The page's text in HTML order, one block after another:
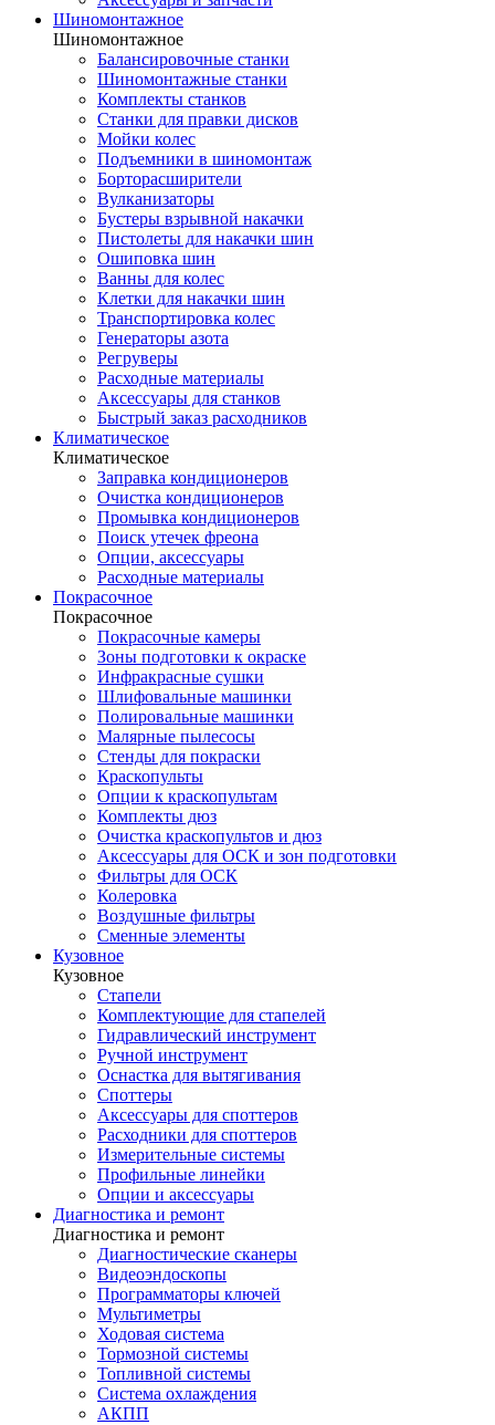
Шиномонтажное
Шиномонтажное
Балансировочные станки
Шиномонтажные станки
Комплекты станков
Станки для правки дисков
Мойки колес
Подъемники в шиномонтаж
Борторасширители
Вулканизаторы
Бустеры взрывной накачки
Пистолеты для накачки шин
Ошиповка шин
Ванны для колес
Клетки для накачки шин
Транспортировка колес
Генераторы азота
Регруверы
Расходные материалы
Аксессуары для станков
Быстрый заказ расходников
Климатическое
Климатическое
Заправка кондиционеров
Очистка кондиционеров
Промывка кондиционеров
Поиск утечек фреона
Опции, аксессуары
Расходные материалы
Покрасочное
Покрасочное
Покрасочные камеры
Зоны подготовки к окраске
Инфракрасные сушки
Шлифовальные машинки
Полировальные машинки
Малярные пылесосы
Стенды для покраски
Краскопульты
Опции к краскопультам
Комплекты дюз
Очистка краскопультов и дюз
Аксессуары для ОСК и зон подготовки
Фильтры для ОСК
Колеровка
Воздушные фильтры
Сменные элементы
Кузовное
Кузовное
Стапели
Комплектующие для стапелей
Гидравлический инструмент
Ручной инструмент
Оснастка для вытягивания
Споттеры
Аксессуары для споттеров
Расходники для споттеров
Измерительные системы
Профильные линейки
Опции и аксессуары
Диагностика и ремонт
Диагностика и ремонт
Диагностические сканеры
Видеоэндоскопы
Программаторы ключей
Мультиметры
Ходовая система
Тормозной системы
Топливной системы
Система охлаждения
АКПП